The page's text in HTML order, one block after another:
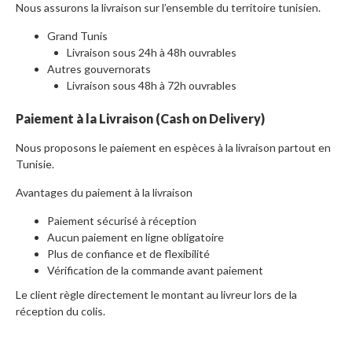
Nous assurons la livraison sur l’ensemble du territoire tunisien.
Grand Tunis
Livraison sous 24h à 48h ouvrables
Autres gouvernorats
Livraison sous 48h à 72h ouvrables
Paiement à la Livraison (Cash on Delivery)
Nous proposons le paiement en espèces à la livraison partout en
Tunisie.
Avantages du paiement à la livraison
Paiement sécurisé à réception
Aucun paiement en ligne obligatoire
Plus de confiance et de flexibilité
Vérification de la commande avant paiement
Le client règle directement le montant au livreur lors de la
réception du colis.